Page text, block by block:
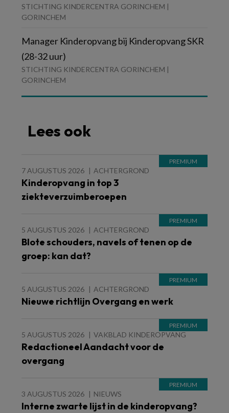
STICHTING KINDERCENTRA GORINCHEM |
GORINCHEM
Manager Kinderopvang bij Kinderopvang SKR
(28-32 uur)
STICHTING KINDERCENTRA GORINCHEM |
GORINCHEM
Lees ook
7 AUGUSTUS 2026 ACHTERGROND
Kinderopvang in top 3
ziekteverzuimberoepen
5 AUGUSTUS 2026 ACHTERGROND
Blote schouders, navels of tenen op de
groep: kan dat?
5 AUGUSTUS 2026 ACHTERGROND
Nieuwe richtlijn Overgang en werk
5 AUGUSTUS 2026 VAKBLAD KINDEROPVANG
Redactioneel Aandacht voor de
overgang
3 AUGUSTUS 2026 NIEUWS
Interne zwarte lijst in de kinderopvang?